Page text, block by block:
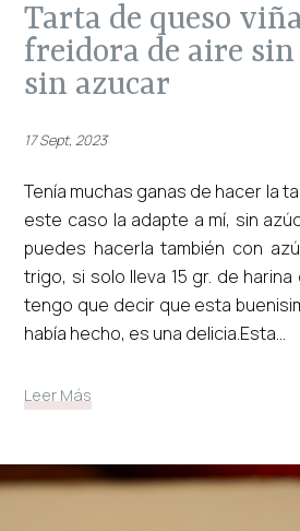
tarta de queso viña en
freidora de aire
sin azucar
17 Sept, 2023
Tenía muchas ganas de hacer la
este caso la adapte a mí, sin
puedes hacerla también con
trigo, si solo lleva 15 gr. de
tengo que decir que esta
había hecho, es una delicia.Esta...
Leer Más